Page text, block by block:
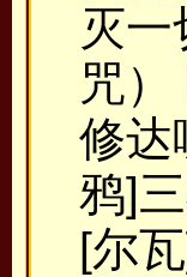
灭
咒
修达
鸦]
[尔